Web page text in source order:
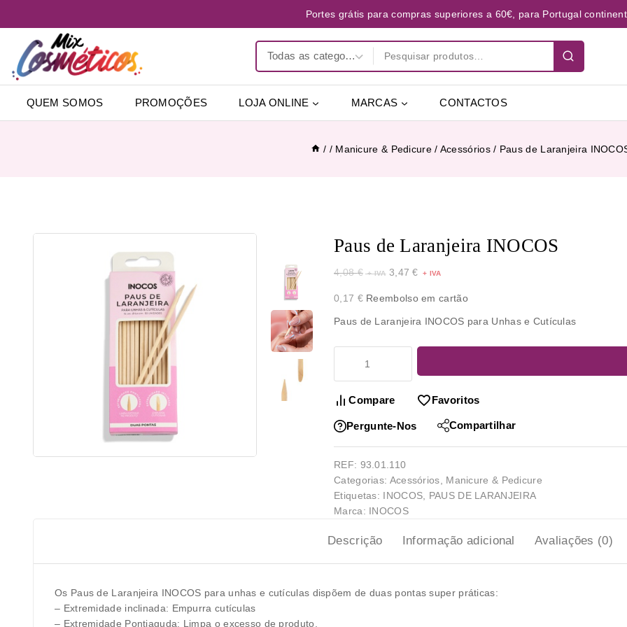
Portes grátis para compras superiores a 60€, para Portugal
QUEM SOMOS PROMOÇÕES LOJA ONLINE MARCAS CONTACTOS
/ / Manicure & Pedicure / Acessórios / Paus de Laranjeira
Paus de Laranjeira INOCOS
4,08€ 3,47€
0,17 €Reembolso em cartão
Paus de Laranjeira INOCOS para Unhas e Cutículas
Compare Favoritos
Pergunte-Nos Compartilhar
REF: 93.01.110
Categorias: Acessórios
Manicure & Pedicure
Etiquetas: INOCOS
PAUS DE LARANJEIRA
Marca: INOCOS
Descrição Informação adicional Avaliações (0)
Os Paus de Laranjeira INOCOS para unhas e cutículas dispõem de duas pontas super práticas:
– Extremidade inclinada: Empurra cutículas
– Extremidade Pontiaguda: Limpa o excesso de produto.